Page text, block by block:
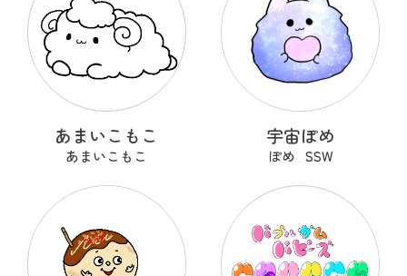
あまいこもこ
あまいこもこ
宇宙ぽめ
ぽめ_SSW